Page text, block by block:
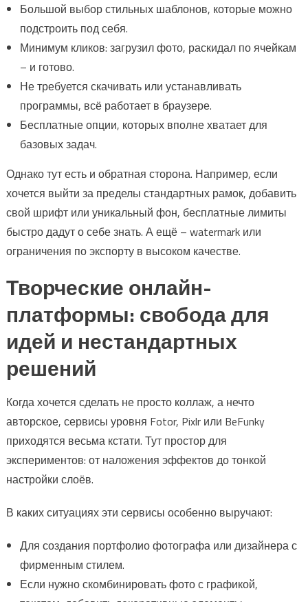
Большой выбор стильных шаблонов, которые можно
подстроить под себя.
Минимум кликов: загрузил фото, раскидал по ячейкам
– и готово.
Не требуется скачивать или устанавливать
программы, всё работает в браузере.
Бесплатные опции, которых вполне хватает для
базовых задач.
Однако тут есть и обратная сторона. Например, если
хочется выйти за пределы стандартных рамок, добавить
свой шрифт или уникальный фон, бесплатные лимиты
быстро дадут о себе знать. А ещё – watermark или
ограничения по экспорту в высоком качестве.
Творческие онлайн-
платформы: свобода для
идей и нестандартных
решений
Когда хочется сделать не просто коллаж, а нечто
авторское, сервисы уровня Fotor, Pixlr или BeFunky
приходятся весьма кстати. Тут простор для
экспериментов: от наложения эффектов до тонкой
настройки слоёв.
В каких ситуациях эти сервисы особенно выручают:
Для создания портфолио фотографа или дизайнера с
фирменным стилем.
Если нужно скомбинировать фото с графикой,